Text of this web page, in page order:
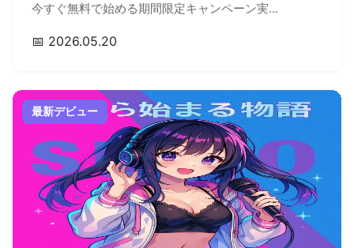
今すぐ無料で始める期間限定キャンペーン実...
📅 2026.05.20
最新デビュー